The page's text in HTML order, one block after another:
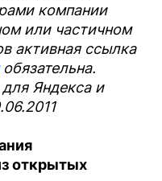
компании
или частичном
активная ссылка
обязательна.
Яндекса и
открытых